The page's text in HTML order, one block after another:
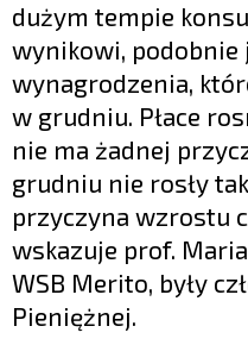
dużym tempie
wynikowi, podobnie
wynagrodzenia,
w grudniu. Płace
nie ma żadnej
grudniu nie rosły
przyczyna wzrostu
wskazuje prof.
WSB Merito, były
Pieniężnej.